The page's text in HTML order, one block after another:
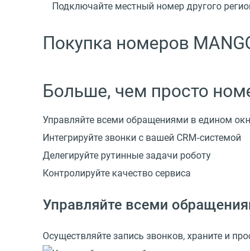
Подключайте местный номер другого
Покупка номеров
Больше, чем просто
Управляйте всеми обращениями в едином
Интегрируйте звонки с вашей CRM‑системой
Делегируйте рутинные задачи роботу
Контролируйте качество сервиса
Управляйте всеми
Осуществляйте запись звонков, храните и